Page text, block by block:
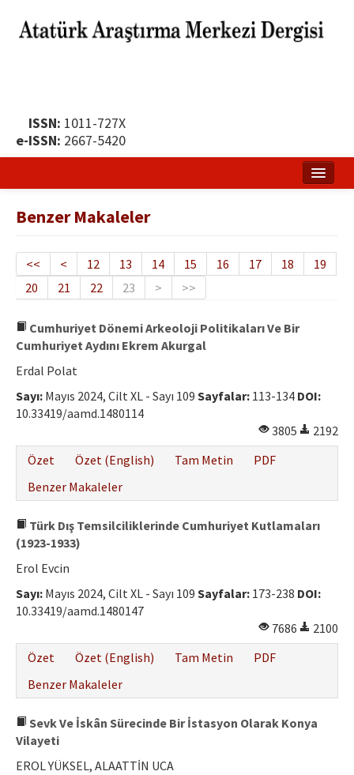
ISSN: 1011-727X
e-ISSN: 2667-5420
Yayın Politikası
Dergi Kurulları
Yayın İlkeleri
Etik İlkeler
Yazar Rehberi
Hakem Rehberi
İletişim
Benzer Makaleler
<< < 12 13 14 15 16 17 18
19
20
21 22 23 > >>
Cumhuriyet Dönemi Arkeoloji Politikaları Ve Bir
Cumhuriyet Aydını Ekrem Akurgal
Erdal Polat
Sayı: Mayıs 2024, Cilt XL - Sayı 109 Sayfalar: 113-134 DOI:
10.33419/aamd.1480114
3805
2192
Özet
Özet (English) Tam Metin
PDF
Benzer Makaleler
Türk Dış Temsilciliklerinde Cumhuriyet Kutlamaları
(1923-1933)
Erol Evcin
Sayı: Mayıs 2024, Cilt XL - Sayı 109 Sayfalar: 173-238 DOI:
10.33419/aamd.1480147
7686
2100
Özet
Özet (English) Tam Metin
PDF
Benzer Makaleler
Sevk Ve İskân Sürecinde Bir İstasyon Olarak Konya
Vilayeti
EROL YÜKSEL, ALAATTİN UCA